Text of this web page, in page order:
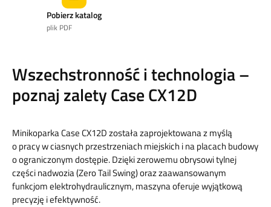
Pobierz katalog
plik PDF
Wszechstronność i technologia –
poznaj zalety Case CX12D
Minikoparka Case CX12D została zaprojektowana z myślą
o pracy w ciasnych przestrzeniach miejskich i na placach budowy
o ograniczonym dostępie.Dzięki zerowemu obrysowi tylnej
części nadwozia (Zero Tail Swing) oraz zaawansowanym
funkcjom elektrohydraulicznym, maszyna oferuje wyjątkową
precyzję i efektywność.